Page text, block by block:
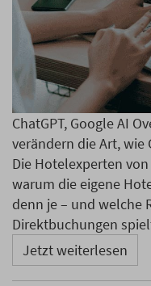
ChatGPT, Google AI
verändern die Art, wie
Die Hotelexperten
warum die eigene
denn je – und welche
Direktbuchungen
Jetzt weiterlesen